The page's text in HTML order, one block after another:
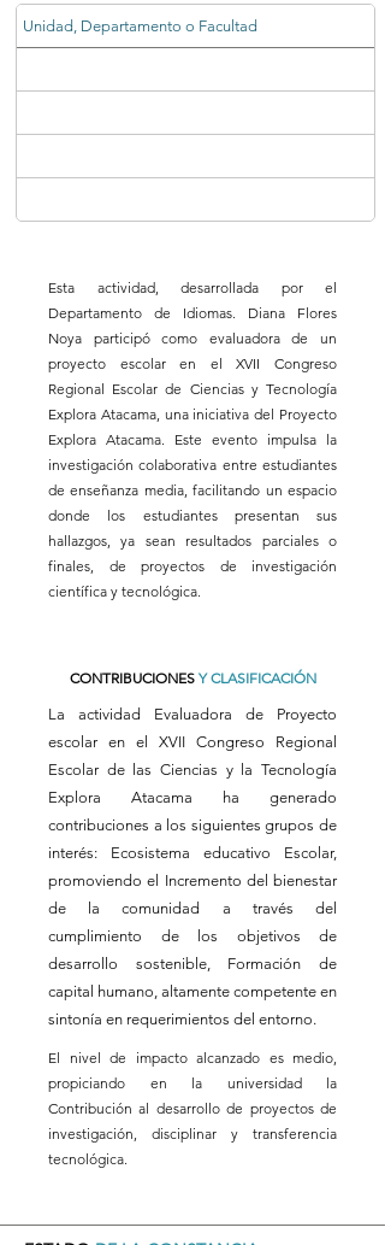
Unidad, Departamento o Facultad
Esta actividad, desarrollada por el
Departamento de Idiomas. Diana Flores
Noya participó como evaluadora de un
proyecto escolar en el XVII Congreso
Regional Escolar de Ciencias y Tecnología
Explora Atacama, una iniciativa del Proyecto
Explora Atacama. Este evento impulsa la
investigación colaborativa entre estudiantes
de enseñanza media, facilitando un espacio
donde los estudiantes presentan sus
hallazgos, ya sean resultados parciales o
finales, de proyectos de investigación
científica y tecnológica.
CONTRIBUCIONES Y CLASIFICACIÓN
La actividad Evaluadora de Proyecto
escolar en el XVII Congreso Regional
Escolar de las Ciencias y la Tecnología
Explora Atacama ha generado
contribuciones a los siguientes grupos de
interés: Ecosistema educativo Escolar,
promoviendo el Incremento del bienestar
de la comunidad a través del
cumplimiento de los objetivos de
desarrollo sostenible, Formación de
capital humano, altamente competente en
sintonía en requerimientos del entorno.
El nivel de impacto alcanzado es medio,
propiciando en la universidad la
Contribución al desarrollo de proyectos de
investigación, disciplinar y transferencia
tecnológica.